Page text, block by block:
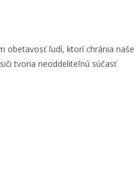
obetavosť ľudí, ktorí chránia naše
tvoria neoddeliteľnú súčasť